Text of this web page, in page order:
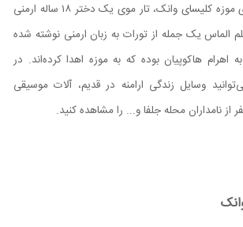
یکی از جالب‌ترین اشیای موزه کلیسای وانک، تار موی یک دختر ۱۸ ساله ارمنی
الماس یک جمله از تورات به زبان ارمنی نوشته شده
هاکوپیان بوده که به موزه اهدا کرده‌اند. در
وسایل زندگی ارامنه در قدیم، آلات موسیقی